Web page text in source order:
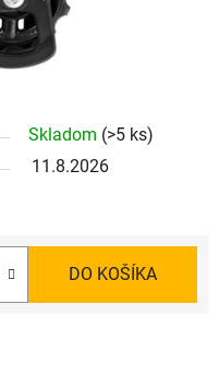
Skladom (>5 ks)
11.8.2026
DO KOŠÍKA